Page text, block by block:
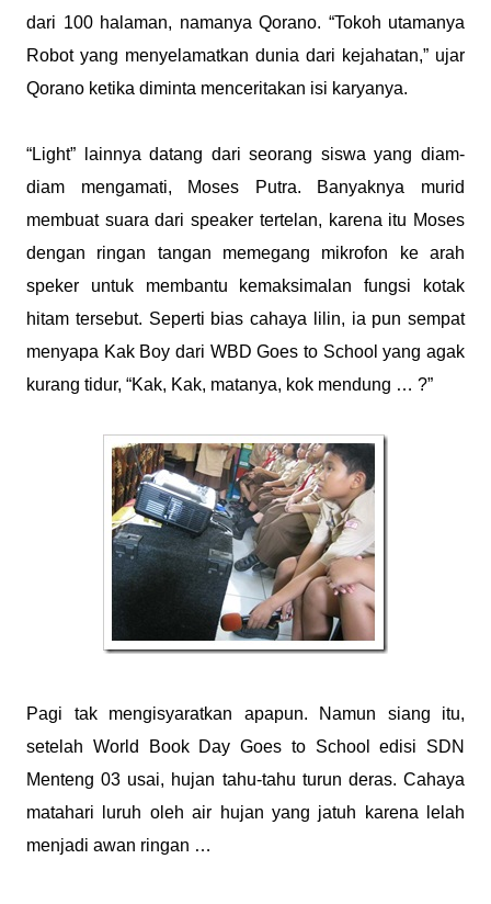
dari 100 halaman, namanya Qorano. “Tokoh utamanya
Robot yang menyelamatkan dunia dari kejahatan,” ujar
Qorano ketika diminta menceritakan isi karyanya.
“Light” lainnya datang dari seorang siswa yang diam-
diam mengamati, Moses Putra. Banyaknya murid
membuat suara dari speaker tertelan, karena itu Moses
dengan ringan tangan memegang mikrofon ke arah
speker untuk membantu kemaksimalan fungsi kotak
hitam tersebut. Seperti bias cahaya lilin, ia pun sempat
menyapa Kak Boy dari WBD Goes to School yang agak
kurang tidur, “Kak, Kak, matanya, kok mendung … ?”
Pagi tak mengisyaratkan apapun. Namun siang itu,
setelah World Book Day Goes to School edisi SDN
Menteng 03 usai, hujan tahu-tahu turun deras. Cahaya
matahari luruh oleh air hujan yang jatuh karena lelah
menjadi awan ringan …